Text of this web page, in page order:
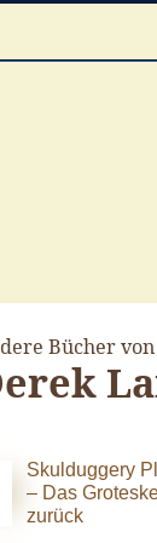
Bücher von
Skulduggery
– Das
zurück